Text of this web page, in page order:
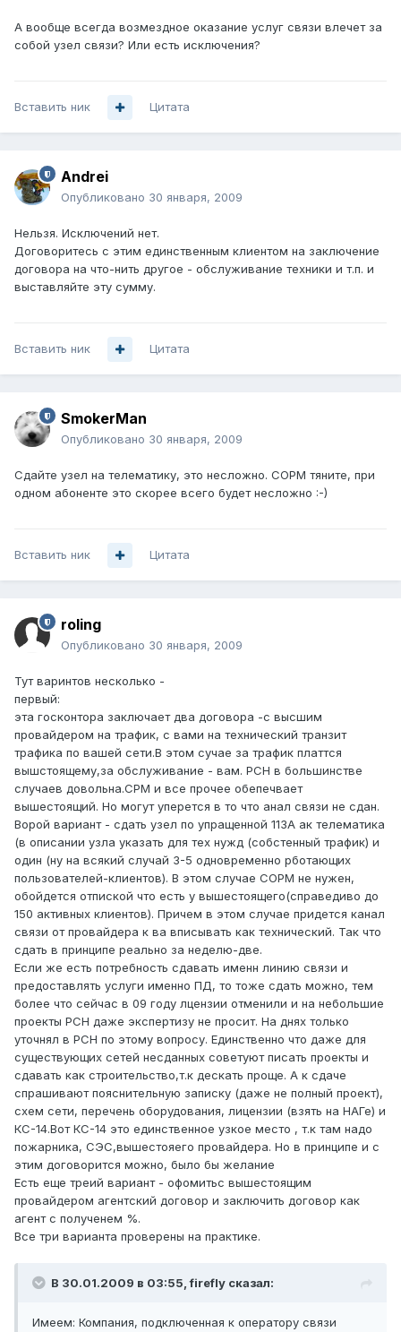
А вообще всегда возмездное оказание услуг связи влечет за
собой узел связи? Или есть исключения?
Вставить ник Цитата
Andrei
Опубликовано 30 января, 2009
Нельзя. Исключений нет.
Договоритесь с этим единственным клиентом на заключение
договора на что-нить другое - обслуживание техники и т.п. и
выставляйте эту сумму.
Вставить ник Цитата
SmokerMan
Опубликовано 30 января, 2009
Сдайте узел на телематику, это несложно. СОРМ тяните, при
одном абоненте это скорее всего будет несложно :-)
Вставить ник Цитата
roling
Опубликовано 30 января, 2009
Тут варинтов несколько -
первый:
эта госконтора заключает два договора -с высшим
провайдером на трафик, с вами на технический транзит
трафика по вашей сети.В этом сучае за трафик платтся
вышстоящему,за обслуживание - вам. РСН в большинстве
случаев довольна.СРМ и все прочее обепечвает
вышестоящий. Но могут уперется в то что анал связи не сдан.
Ворой вариант - сдать узел по упращенной 113А ак телематика
(в описании узла указать для тех нужд (собстенный трафик) и
один (ну на всякий случай 3-5 одновременно рботающих
пользователей-клиентов). В этом случае СОРМ не нужен,
обойдется отпиской что есть у вышестоящего(справедиво до
150 активных клиентов). Причем в этом случае придется канал
связи от провайдера к ва вписывать как технический. Так что
сдать в принципе реально за неделю-две.
Если же есть потребность сдавать именн линию связи и
предоставлять услуги именно ПД, то тоже сдать можно, тем
более что сейчас в 09 году лцензии отменили и на небольшие
проекты РСН даже экспертизу не просит. На днях только
уточнял в РСН по этому вопросу. Единственно что даже для
существующих сетей несданных советуют писать проекты и
сдавать как строительство,т.к дескать проще. А к сдаче
спрашивают пояснительную записку (даже не полный проект),
схем сети, перечень оборудования, лицензии (взять на НАГе) и
КС-14.Вот КС-14 это единственное узкое место , т.к там надо
пожарника, СЭС,вышестояего провайдера. Но в принципе и с
этим договорится можно, было бы желание
Есть еще треий вариант - офомитьс вышестоящим
провайдером агентский договор и заключить договор как
агент с полученем %.
Все три варианта проверены на практике.
В 30.01.2009 в 03:55, firefly сказал:
Имеем: Компания, подключенная к оператору связи